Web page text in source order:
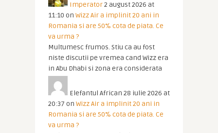
Imperator2 august 2026 at
11:10 on Wizz Air a implinit 20 ani in
Romania si are 50% cota de piata. Ce
va urma ?
Multumesc frumos. Stiu ca au fost
niste discutii pe vremea cand Wizz era
in Abu Dhabi si zona era considerata
Elefantul African 28 iulie 2026 at
20:37 on Wizz Air a implinit 20 ani in
Romania si are 50% cota de piata. Ce
va urma ?